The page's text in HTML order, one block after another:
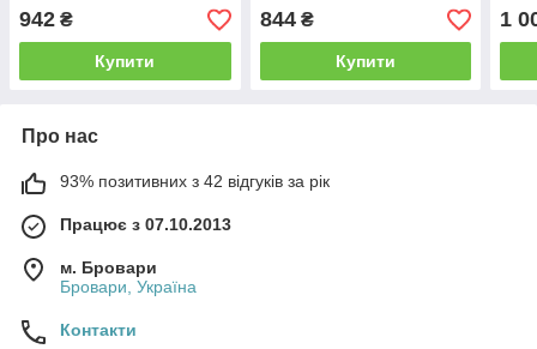
942 ₴
Купити
844₴
Купити
1
Про нас
93% позитивних з 42 відгуків за рік
Працює з 07.10.2013
м. Бровари
Бровари, Україна
Контакти